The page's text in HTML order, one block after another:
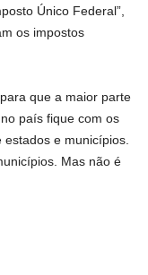
Único Federal”,
os impostos
que a maior parte
país fique com os
e municípios.
Mas não é